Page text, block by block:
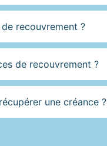
recouvrement ?
de recouvrement ?
une créance ?